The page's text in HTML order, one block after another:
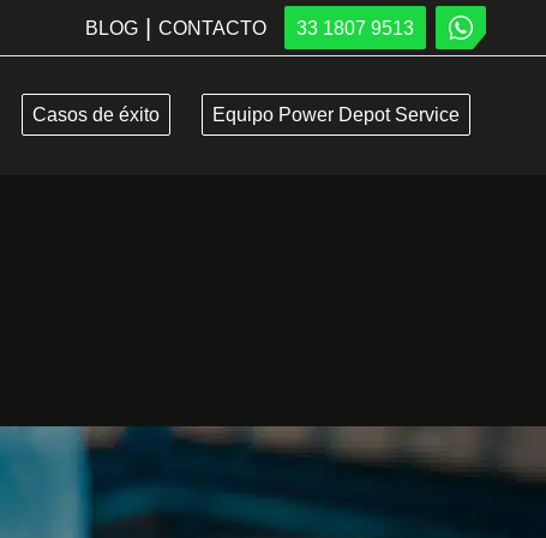
BLOG | CONTACTO 33 1807 9513
Casos de éxito Equipo Power Depot Service